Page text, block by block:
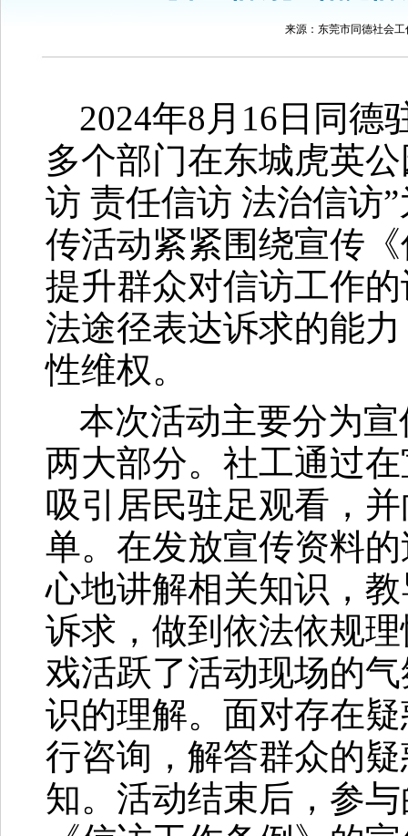
来源： 东莞市同德社会工
2024年8月16日同德
多个部门在东城虎英
访 责任信访 法治信访
传活动紧紧围绕宣传
提升群众对信访工作
法途径表达诉求的能
性维权
本次活动主要分为
两大部分。社工通过
吸引居民驻足观看，
单。在发放宣传资料
心地讲解相关知识，
诉求，做到依法依规
戏活跃了活动现场的
识的理解。面对存在
行咨询，解答群众的
知。活动结束后，参